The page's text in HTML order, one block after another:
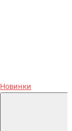
Новинки